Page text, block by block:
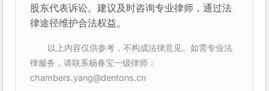
股东代表诉讼。建议及时咨询专业律师，通过法
律途径维护合法权益。
以上内容仅供参考，不构成法律意见。如需专业法
律服务，请联系杨春宝一级律师：
chambers.yang@dentons.cn